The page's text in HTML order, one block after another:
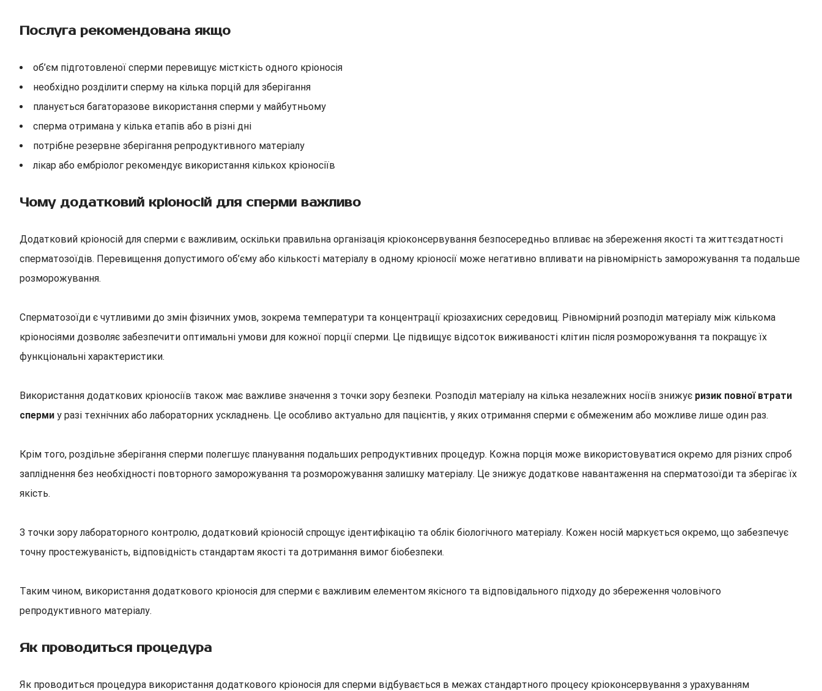
Послуга рекомендована якщо
об’єм підготовленої сперми перевищує місткість одного кріоносія
необхідно розділити сперму на кілька порцій для зберігання
планується багаторазове використання сперми у майбутньому
сперма отримана у кілька етапів або в різні дні
потрібне резервне зберігання репродуктивного матеріалу
лікар або ембріолог рекомендує використання кількох кріоносіїв
Чому додатковий кріоносій для сперми важливо
Додатковий кріоносій для сперми є важливим, оскільки правильна організація кріоконсервування безпосередньо впливає на збереження якості та життєздатності
сперматозоїдів. Перевищення допустимого об’єму або кількості матеріалу в одному кріоносії може негативно впливати на рівномірність заморожування та подальше
розморожування.
Сперматозоїди є чутливими до змін фізичних умов, зокрема температури та концентрації кріозахисних середовищ. Рівномірний розподіл матеріалу між кількома
кріоносіями дозволяє забезпечити оптимальні умови для кожної порції сперми. Це підвищує відсоток виживаності клітин після розморожування та покращує їх
функціональні характеристики.
Використання додаткових кріоносіїв також має важливе значення з точки зору безпеки. Розподіл матеріалу на кілька незалежних носіїв знижує ризик повної втрати
сперми у разі технічних або лабораторних ускладнень. Це особливо актуально для пацієнтів, у яких отримання сперми є обмеженим або можливе лише один раз.
Крім того, роздільне зберігання сперми полегшує планування подальших репродуктивних процедур. Кожна порція може використовуватися окремо для різних спроб
запліднення без необхідності повторного заморожування та розморожування залишку матеріалу. Це знижує додаткове навантаження на сперматозоїди та зберігає їх
якість.
З точки зору лабораторного контролю, додатковий кріоносій спрощує ідентифікацію та облік біологічного матеріалу. Кожен носій маркується окремо, що забезпечує
точну простежуваність, відповідність стандартам якості та дотримання вимог біобезпеки.
Таким чином, використання додаткового кріоносія для сперми є важливим елементом якісного та відповідального підходу до збереження чоловічого
репродуктивного матеріалу.
Як проводиться процедура
Як проводиться процедура використання додаткового кріоносія для сперми відбувається в межах стандартного процесу кріоконсервування з урахуванням